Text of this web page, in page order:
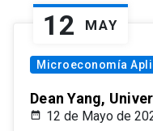
12 MAY
Microeconomía
Dean Yang,
12 de Mayo de